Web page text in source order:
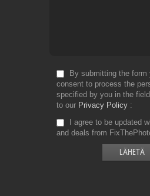
By submitting the
consent to process the
specified by you in the
to our Privacy Policy
I agree to be updated
and deals from